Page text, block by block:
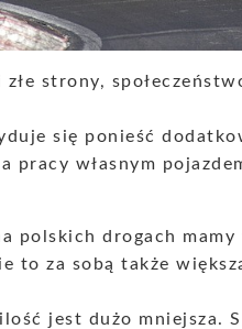
strony,
się ponieść
pracy własnym
polskich drogach mamy
to za sobą także
jest dużo mniejsza.